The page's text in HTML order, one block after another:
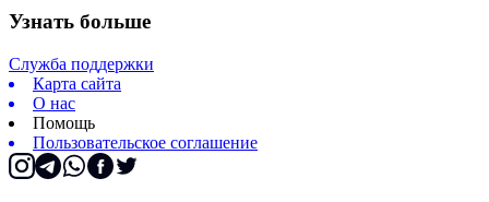
Узнать больше
Служба поддержки
Карта сайта
О нас
Помощь
Пользовательское соглашение